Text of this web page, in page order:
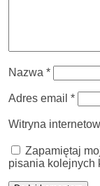
Nazwa *
Adres email *
Witryna
Zapamiętaj
pisania kolejnych